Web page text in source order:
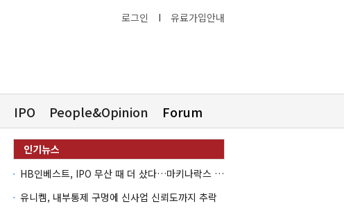
로그인 I 유료가입안내
IPO People&Opinion Forum
HB인베스트, IPO 무산 때 더 샀다…마키나락스 투자 2.7배 회수
유니켐, 내부통제 구멍에 신사업 신뢰도까지 추락